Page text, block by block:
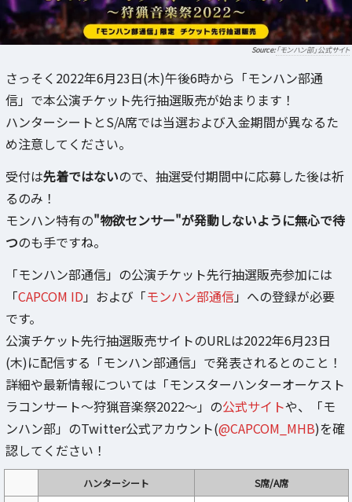
「モンハン部」公式サイト
さっそく2022年6月23日(木)午後6時から「モンハン部通
信」で本公演チケット先行抽選販売が始まります！
ハンターシートとS/A席では当選および入金期間が異なるた
め注意してください。
受付は先着ではないので、抽選受付期間中に応募した後は祈
るのみ！
モンハン特有の"物欲センサー"が発動しないように無心で待
つのも手ですね。
「モンハン部通信」の公演チケット先行抽選販売参加には
「CAPCOM ID 」および「モンハン部通信」への登録が必要
です。
公演チケット先行抽選販売サイトのURLは2022年6月23日
(木)に配信する「モンハン部通信」で発表されるとのこと！
詳細や最新情報については「モンスターハンターオーケスト
ラコンサート～狩猟音楽祭2022～」の公式サイトや、「モ
ンハン部」のTwitter公式アカウント(@CAPCOM_MHB)を確
認してください！
ハンターシート
S席/A席